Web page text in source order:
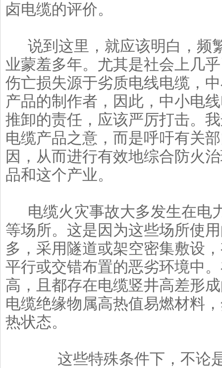
卤电缆的评价。
说到这里，就应该明白，频
业蒙羞多年。尤其是社会上几
伤亡损失源于劣质电线电缆，
产品的制作者，因此，中小电
推卸的责任，应该严厉打击。
电缆产品之意，而是呼吁有关
因，从而进行有效地综合防火
品和这个产业。
电缆火灾事故大多发生在电
等场所。这是因为这些场所使
多，采用隧道或架空密集敷设
平行或交错布置的恶劣环境中
高，且都存在电缆竖井高差形
电缆绝缘物属高热值易燃材料
热状态。
这些特殊条件下，不论是